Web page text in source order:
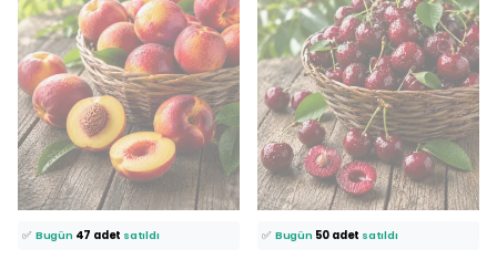
⭐️ Bu ürünü951 kişifavoriledi!
🛒 66 kişisepetine ekledi!
✅ Bugün 47 adet satıldı
⭐️ Bu ürünü1871 kişifavoriledi!
🛒 83 kişisepetine ekledi!
✅ Bugün 50 adet satıldı